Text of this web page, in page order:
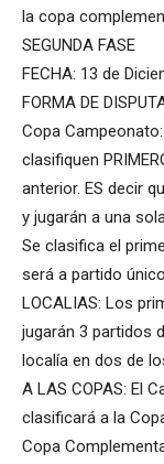
la copa
SEGUNDA FASE
FECHA: 13 de
FORMA DE
Copa
clasifiquen
anterior. ES decir
y jugarán a una
Se clasifica el
será a partido
LOCALIAS: Los
jugarán 3 partidos
localía en dos de
A LAS COPAS: El
clasificará a la
Copa